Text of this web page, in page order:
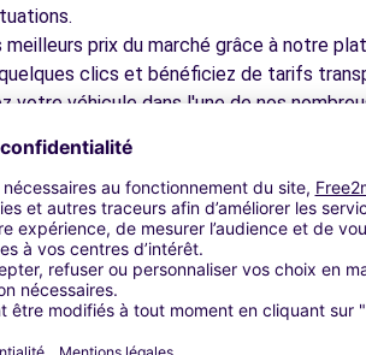
prix du marché grâce à notre
clics et bénéficiez de tarifs
votre véhicule dans l'une de nos
aéroports pour faciliter le démarrage de
intuitive vous permet de
pour répondre à toutes vos questions
à découvrir à